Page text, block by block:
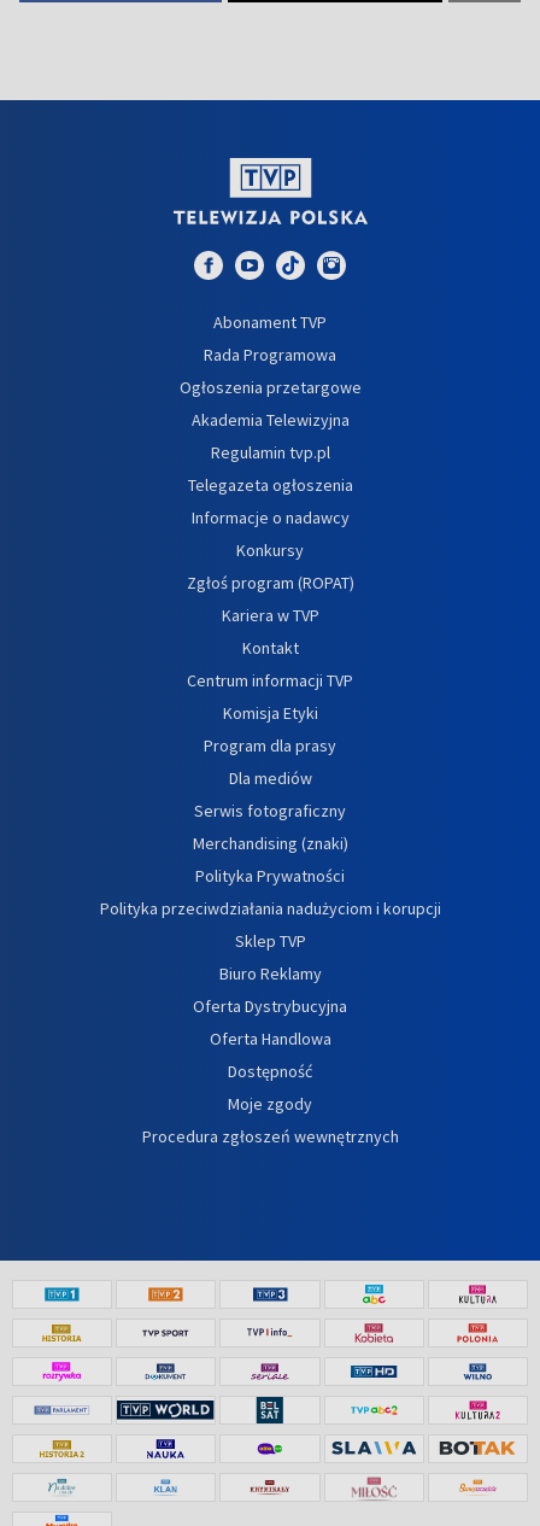
Abonament TVP
Rada Programowa
Ogłoszenia przetargowe
Akademia Telewizyjna
Regulamin tvp.pl
Telegazeta ogłoszenia
Informacje o nadawcy
Konkursy
Zgłoś program (ROPAT)
Kariera w TVP
Kontakt
Centrum informacji TVP
Komisja Etyki
Program dla prasy
Dla mediów
Serwis fotograficzny
Merchandising (znaki)
Polityka Prywatności
Polityka przeciwdziałania nadużyciom i korupcji
Sklep TVP
Biuro Reklamy
Oferta Dystrybucyjna
Oferta Handlowa
Dostępność
Moje zgody
Procedura zgłoszeń wewnętrznych